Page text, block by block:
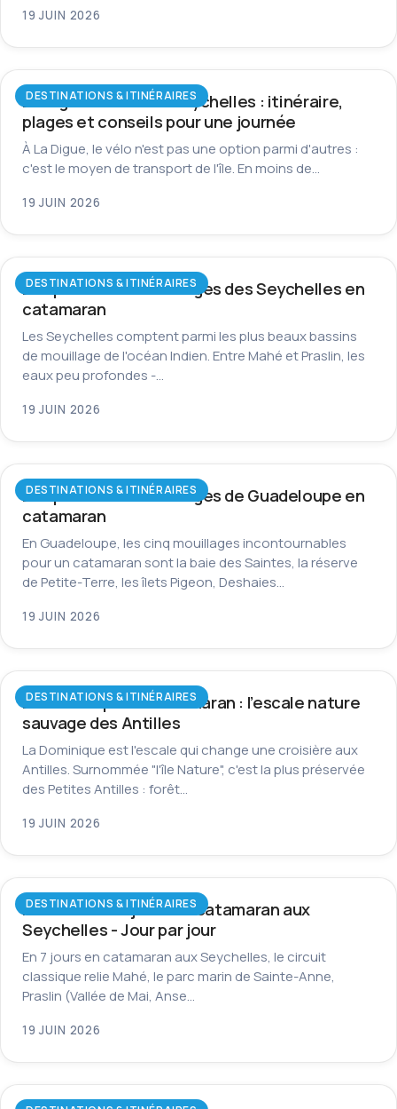
19 JUIN 2026
DESTINATIONS & ITINÉRAIRES
La Digue à vélo aux Seychelles : itinéraire,
plages et conseils pour une journée
À La Digue, le vélo n'est pas une option parmi d'autres :
c'est le moyen de transport de l'île. En moins de…
19 JUIN 2026
DESTINATIONS & ITINÉRAIRES
Les plus beaux mouillages des Seychelles en
catamaran
Les Seychelles comptent parmi les plus beaux bassins
de mouillage de l'océan Indien. Entre Mahé et Praslin, les
eaux peu profondes -…
19 JUIN 2026
DESTINATIONS & ITINÉRAIRES
Les plus beaux mouillages de Guadeloupe en
catamaran
En Guadeloupe, les cinq mouillages incontournables
pour un catamaran sont la baie des Saintes, la réserve
de Petite-Terre, les îlets Pigeon, Deshaies…
19 JUIN 2026
DESTINATIONS & ITINÉRAIRES
La Dominique en catamaran : l’escale nature
sauvage des Antilles
La Dominique est l'escale qui change une croisière aux
Antilles. Surnommée "l'île Nature", c'est la plus préservée
des Petites Antilles : forêt…
19 JUIN 2026
DESTINATIONS & ITINÉRAIRES
Itinéraire de 7 jours en catamaran aux
Seychelles - Jour par jour
En 7 jours en catamaran aux Seychelles, le circuit
classique relie Mahé, le parc marin de Sainte-Anne,
Praslin (Vallée de Mai, Anse…
19 JUIN 2026